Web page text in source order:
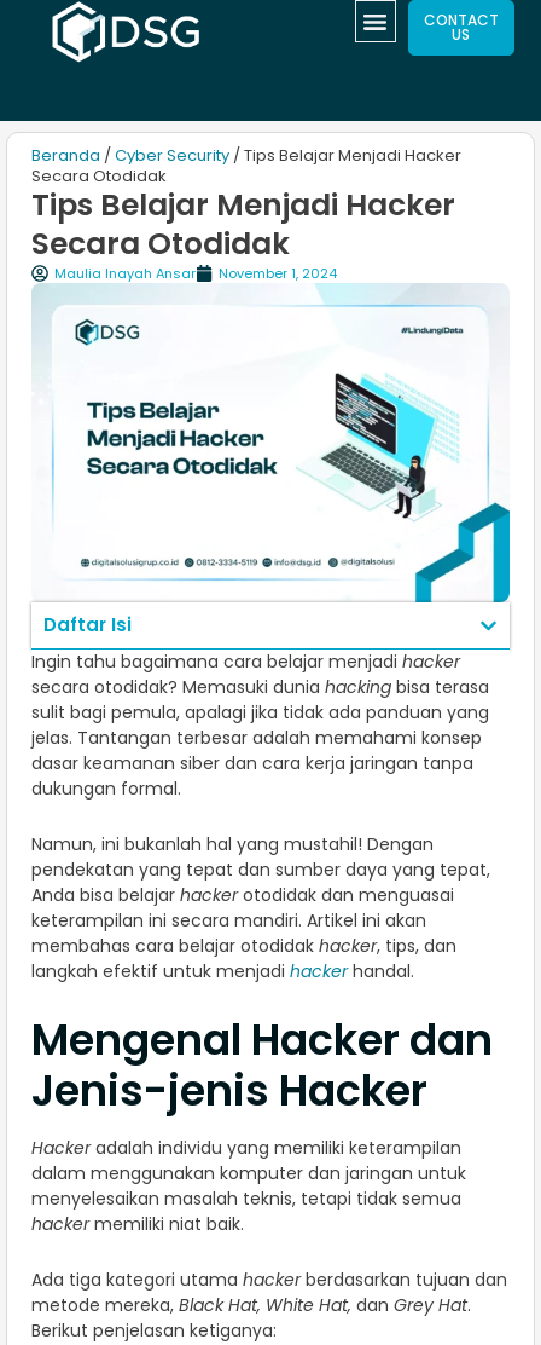
CONTACT
US
Beranda / Cyber Security / Tips Belajar Menjadi Hacker
Secara Otodidak
Tips Belajar Menjadi Hacker
Secara Otodidak
Maulia Inayah Ansar November 1, 2024
Daftar Isi
Ingin tahu bagaimana cara belajar menjadi hacker
secara otodidak? Memasuki dunia hacking bisa terasa
sulit bagi pemula, apalagi jika tidak ada panduan yang
jelas. Tantangan terbesar adalah memahami konsep
dasar keamanan siber dan cara kerja jaringan tanpa
dukungan formal.
Namun, ini bukanlah hal yang mustahil! Dengan
pendekatan yang tepat dan sumber daya yang tepat,
Anda bisa belajar hackerotodidak dan menguasai
keterampilan ini secara mandiri. Artikel ini akan
membahas cara belajar otodidak hacker, tips, dan
langkah efektif untuk menjadi hackerhandal.​
Mengenal Hacker dan
Jenis-jenis Hacker
Hackeradalah individu yang memiliki keterampilan
dalam menggunakan komputer dan jaringan untuk
menyelesaikan masalah teknis, tetapi tidak semua
hackermemiliki niat baik.
Ada tiga kategori utama hackerberdasarkan tujuan dan
metode mereka, Black Hat, White Hat, dan Grey Hat.
Berikut penjelasan ketiganya: